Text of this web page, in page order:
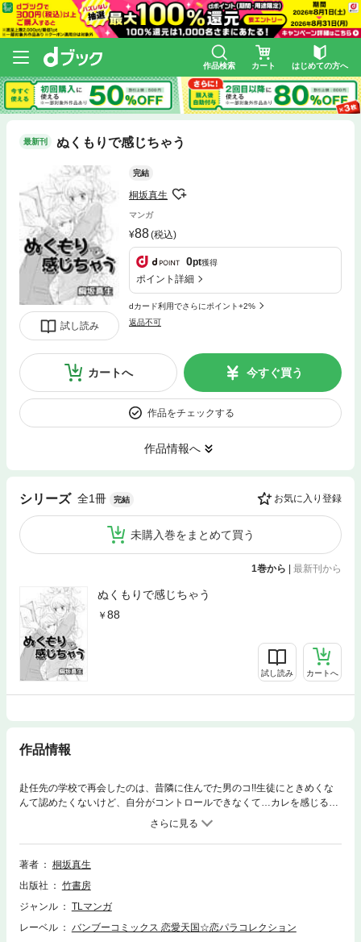
作品検索 カート はじめての方へ
最新刊 ぬくもりで感じちゃう
試し読み
完結
桐坂真生
マンガ
88(税込)
0pt獲得
ポイント詳細
dカード利用でさらにポイント+2%
返品不可
カートへ 今すぐ買う
作品をチェックする
作品情報へ
シリーズ 全1冊 完結 お気に入り登録
未購入巻をまとめて買う
1巻から 最新刊から
ぬくもりで感じちゃう
88
試し読み カートへ
作品情報
赴任先の学校で再会したのは、昔隣に住んでた男のコ!!生徒にときめくな
んて認めたくないけど、自分がコントロールできなくて…カレを感じるだ
けで、すべてがどうなってもヨクなっちゃう!!!
著者
桐坂真生
出版社
竹書房
ジャンル
TLマンガ
レーベル
バンブーコミックス 恋愛天国☆恋パラコレクション